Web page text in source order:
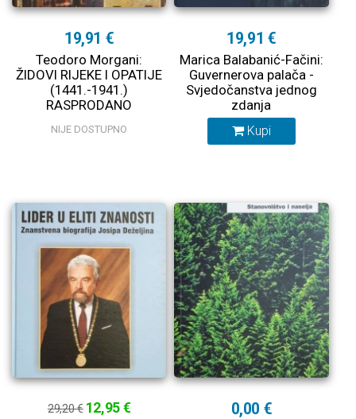
19,91 €
Teodoro Morgani:
ŽIDOVI RIJEKE I OPATIJE
(1441.-1941.)
RASPRODANO
NIJE DOSTUPNO
19,91 €
Marica Balabanić-Fačini:
Guvernerova palača -
Svjedočanstva jednog
zdanja
Kupi
29,20 € 12,95 €
0,00 €